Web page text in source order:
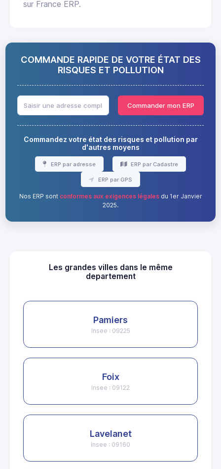
sur France ERP.
COMMANDE RAPIDE DE VOTRE ÉTAT DES
RISQUES ET POLLUTION
Commander mon ERP
Commandez votre état des risques et pollution par
d'autres moyens
ERP par adresse ERP par Cadastre
ERP par GPS
Nos ERP sont conformes aux exigences légalesdu 1er Janvier
2025.
Les grandes villes dans le même
departement
Pamiers
Insee : 09225
Foix
Insee : 09122
Lavelanet
Insee : 09160